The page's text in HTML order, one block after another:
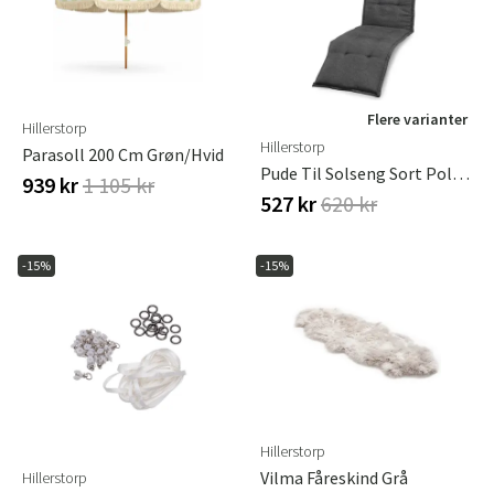
Hillerstorp
Parasoll 200 Cm Grøn/hvid
939 kr1 105 kr
Flere varianter
Hillerstorp
Pude Til Solseng Sort Polyester
527 kr620 kr
-15%
Hillerstorp
-15%
Hillerstorp
Vilma Fåreskind Grå